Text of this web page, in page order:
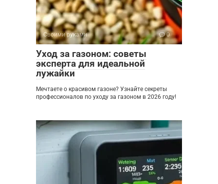
Своими руками 0
Уход за газоном: советы
эксперта для идеальной
лужайки
Мечтаете о красивом газоне? Узнайте секреты
профессионалов по уходу за газоном в 2026 году!